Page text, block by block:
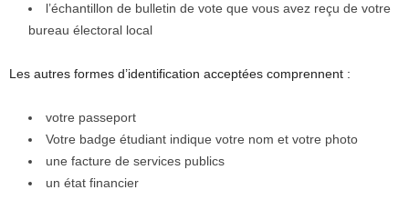
l’échantillon de bulletin de vote que vous avez reçu de votre
bureau électoral local
Les autres formes d’identification acceptées comprennent :
votre passeport
Votre badge étudiant indique votre nom et votre photo
une facture de services publics
un état financier